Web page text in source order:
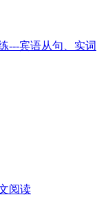
---宾语从句、实词
阅读